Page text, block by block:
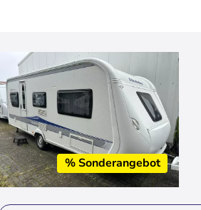
% Sonderangebot